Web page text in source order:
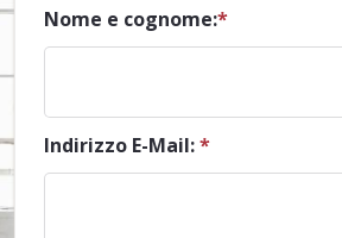
Nome e cognome:*
Indirizzo E-Mail:*